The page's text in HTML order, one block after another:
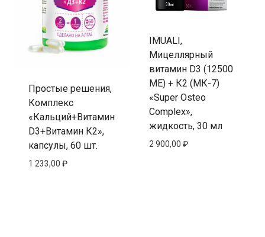
Простые решения,
Комплекс
«Кальций+Витамин
D3+Витамин К2»,
капсулы, 60 шт.
1 233,00 ₽
IMUALI,
Мицеллярный
витамин D3 (12500
МЕ) + К2 (МК-7)
«Super Osteo
Complex»,
жидкость, 30 мл
2 900,00 ₽